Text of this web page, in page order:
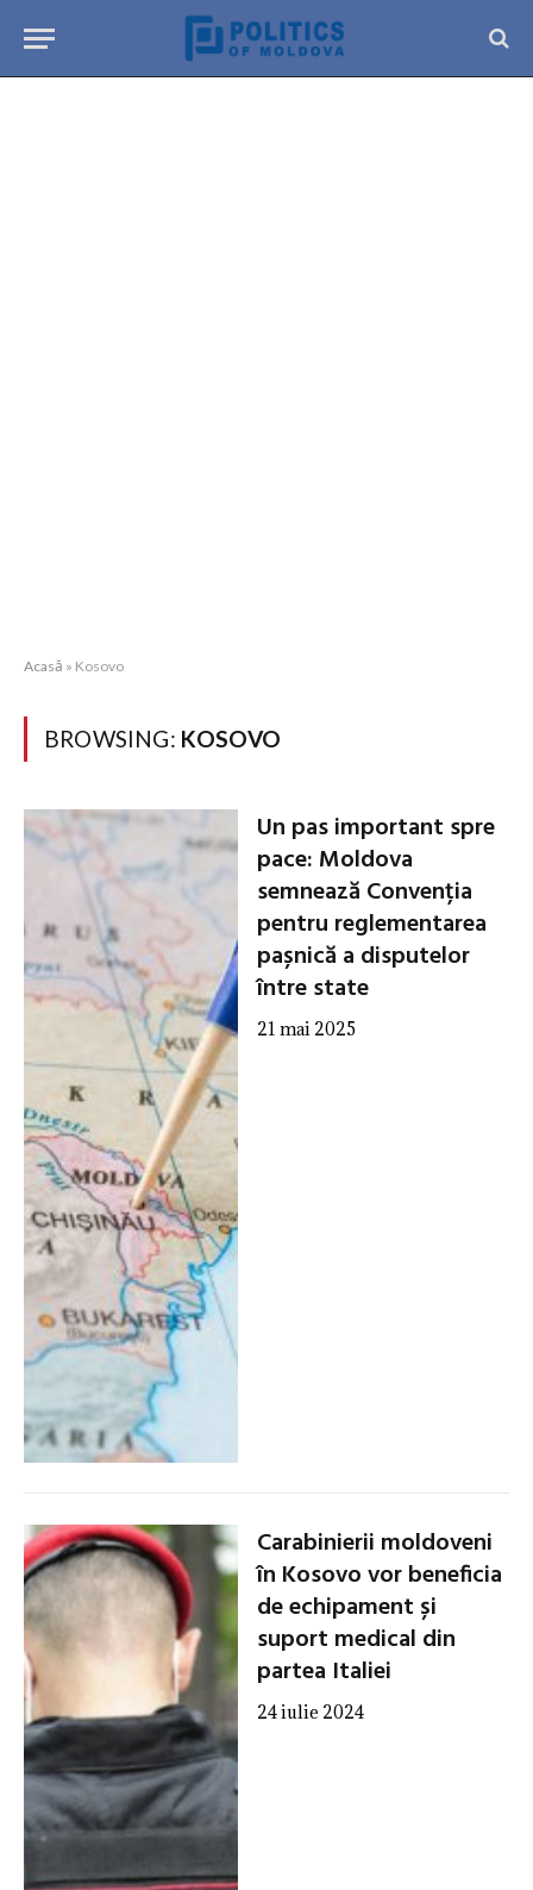
Acasă » Kosovo
BROWSING: KOSOVO
Un pas important spre
pace: Moldova
semnează Convenția
pentru reglementarea
pașnică a disputelor
între state
21 mai 2025
Carabinierii moldoveni
în Kosovo vor beneficia
de echipament și
suport medical din
partea Italiei
24 iulie 2024